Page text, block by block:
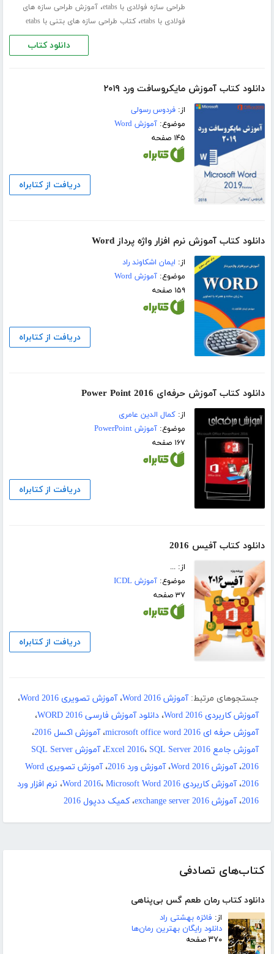
کتاب‌های تصادفی
دانلود کتاب رمان طعم گس بی‌پناهی
از: فائزه بهشتی راد
دانلود رایگان بهترین رمان‌ها
۳۷۰ صفحه
طراحی سازه فولادی با etabs ،آموزش طراحی سازه های
فولادی با etabs
،کتاب طراحی سازه های بتنی با etabs
دانلود کتاب
دانلود کتاب آموزش مایکروسافت ورد ۲۰۱۹
از:فردوس رسولی
موضوع:آموزش Word
۱۴۵ صفحه
دریافت از کتابراه
دانلود کتاب آموزش نرم افزار واژه پرداز Word
از: ایمان اشکاوند راد
موضوع:آموزش Word
۱۵۹ صفحه
دریافت از کتابراه
دانلود کتاب آموزش حرفه‌ای Power Point 2016
از:کمال الدین عامری
موضوع:آموزش PowerPoint
۱۶۷ صفحه
دریافت از کتابراه
دانلود کتاب آفیس 2016
از: ...
موضوع:آموزش ICDL
۳۷ صفحه
دریافت از کتابراه
جستجوهای مرتبط: آموزش Word 2016 ،آموزش تصویری Word 2016
،
آموزش کاربردی Word 2016
، دانلود آموزش فارسی WORD 2016
،
آموزش حرفه ای microsoft office word 2016
،آموزش اکسل 2016
،
آموزش جامع Excel 2016
، SQL Server 2016 ،
آموزش SQL Server
2016،آموزش Word 2016 ،آموزش ورد 2016 ،
آموزش تصویری Word
2016،آموزش کاربردی Word 2016 ، Microsoft Word 2016 ، نرم افزار ورد
2016،آموزش exchange server 2016 ،کمیک ددپول 2016